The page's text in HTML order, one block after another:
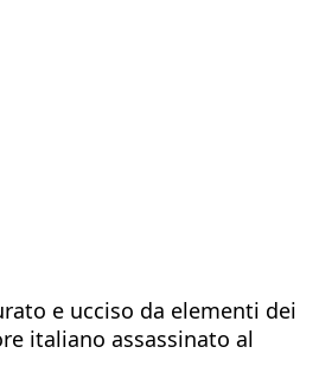
e ucciso da elementi dei
italiano assassinato al